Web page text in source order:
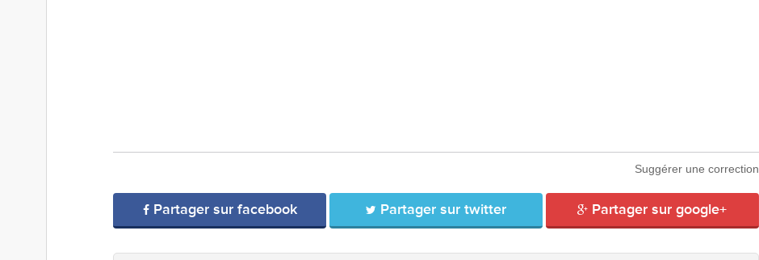
Suggérer une correction
Partager sur facebook Partager sur twitter Partager sur google+